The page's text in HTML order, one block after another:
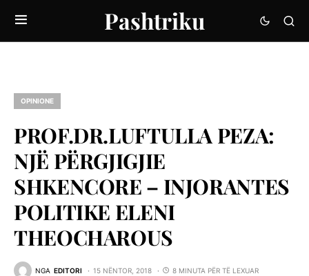
Pashtriku
OPINIONE
PROF.DR.LUFTULLA PEZA:
NJË PËRGJIGJIE
SHKENCORE – INJORANTES
POLITIKE ELENI
THEOCHAROUS
NGA EDITORI 15 NËNTOR, 2018
8 MINUTA PËR TË LEXUAR